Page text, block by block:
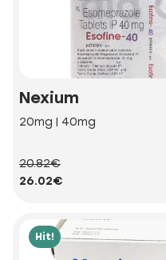
Nexium
20mg | 40mg
20.82€
26.02€
Hit!